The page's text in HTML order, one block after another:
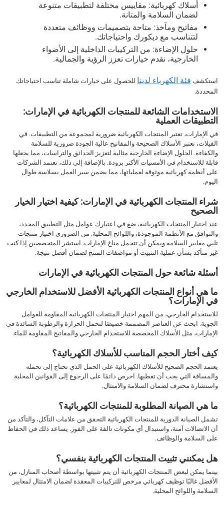
أسلاك كهربائية: مقاييس مختلفة لتطبيقات متنوعة
لضمان السلامة والمتانة.
مفاتيح ومآخذ: متاحة بتصميمات ووظائف متعددة
لتتناسب مع ديكورك واحتياجاتك.
حلول الإضاءة: من التركيبات الداخلية إلى الأضواء
الخارجية، نقدم خيارات تعزز الرؤية والجمالية.
استكشف فئة الكهرباء لدينا للحصول على خيارات شاملة تناسب احتياجاتك
المحددة.
الاستخدامات الشائعة للمنتجات الكهربائية في الإمارات:
التطبيقات العملية
في الإمارات، تعتبر المنتجات الكهربائية ضرورية لمجموعة من التطبيقات. في
الفيلات، تعتبر الأسلاك الصحيحة والمفاتيح عالية الجودة ضرورية للسلامة
والكفاءة. الحلول الإضاءة الخارجية مثالية لتعزيز الحدائق والتراسات، مما يجعلها
قابلة للاستخدام في الأمسيات الأكثر برودة. بالإضافة إلى ذلك، تعتمد الشركات
على أنظمة كهربائية موثوقة لعملياتها، مما يضمن سير العمل بسلاسة طوال
اليوم.
شراء المنتجات الكهربائية في الإمارات: كيفية اختيار الخيار
الصحيح
عند اختيار المنتجات الكهربائية، ضع في اعتبارك عوامل مثل التطبيق المحدد،
والتوافق مع الأنظمة الموجودة، واللوائح المحلية. من الضروري اختيار منتجات
تلبي معايير السلامة ويمكن أن تتحمل مناخ الإمارات. استشر المتخصصين إذا كنت
غير متأكد بشأن عملية التثبيت أو مواصفات المنتج لضمان أفضل نتيجة.
أسئلة شائعة حول المنتجات الكهربائية في الإمارات
ما هي أنواع المنتجات الكهربائية الأفضل للاستخدام الخارجي
في الإمارات؟
للاستخدام الخارجي، من المهم اختيار المنتجات الكهربائية المقاومة للعوامل
الجوية. ابحث عن العناصر المصممة خصيصًا لتحمل الحرارة والرطوبة السائدة في
الإمارات، مثل الأسلاك المخصصة للاستخدام الخارجي والمفاتيح المقاومة للماء.
كيف أختار الحجم المناسب للأسلاك الكهربائية؟
يعتمد الحجم الصحيح للأسلاك الكهربائية على الحمل الذي تحتاج إلى تحمله
والمسافة التي يجب أن تغطيها. احرص دائمًا على الرجوع إلى القوانين المحلية
واستشارة محترف لضمان السلامة والامتثال.
ما هي الصيانة المطلوبة للمنتجات الكهربائية؟
تشمل الصيانة الدورية للمنتجات الكهربائية التحقق من علامات التآكل، والتأكد من
أن الاتصالات آمنة، واستبدال أي مكونات تالفة على الفور. يساعد ذلك في الحفاظ
على السلامة والوظائف.
هل يمكنني تثبيت المنتجات الكهربائية بنفسي؟
بينما يمكن لبعض المنتجات الكهربائية أن يتم تثبيتها بواسطة أصحاب المنازل، من
الأفضل غالبًا توظيف كهربائي مرخص للتركيبات المعقدة لضمان الامتثال لمعايير
السلامة واللوائح المحلية.